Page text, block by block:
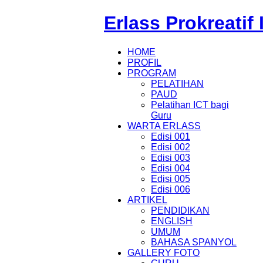
Erlass Prokreatif
HOME
PROFIL
PROGRAM
PELATIHAN
PAUD
Pelatihan ICT bagi
Guru
WARTA ERLASS
Edisi 001
Edisi 002
Edisi 003
Edisi 004
Edisi 005
Edisi 006
ARTIKEL
PENDIDIKAN
ENGLISH
UMUM
BAHASA SPANYOL
GALLERY FOTO